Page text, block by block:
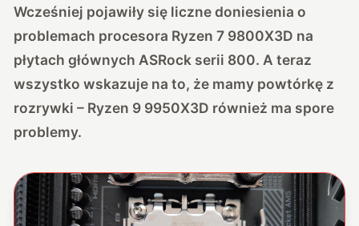
Wcześniej pojawiły się liczne doniesienia o
problemach procesora Ryzen 7 9800X3D na
płytach głównych ASRock serii 800. A teraz
wszystko wskazuje na to, że mamy powtórkę z
rozrywki – Ryzen 9 9950X3D również ma spore
problemy.